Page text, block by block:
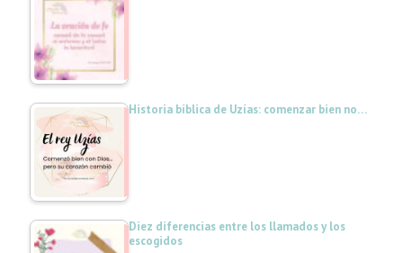
Historia bíblica de Uzías: comenzar bien no…
Diez diferencias entre los llamados y los
escogidos